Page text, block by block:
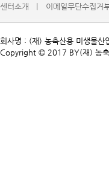
센터소개   | 이메일무단수집거
회사명 : (재) 농축산용 미생물
Copyright © 2017 BY(재) 농축